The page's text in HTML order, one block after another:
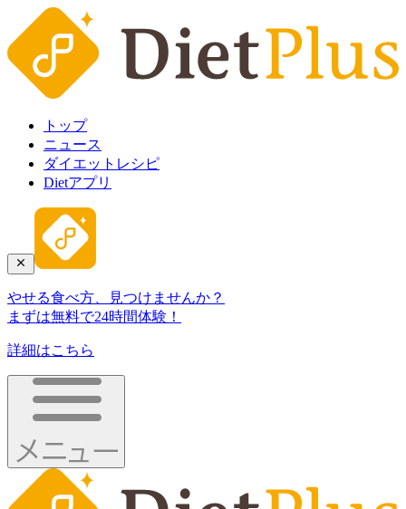
トップ
ニュース
ダイエットレシピ
Dietアプリ
やせる食べ方、見つけませんか？
まずは無料で24時間体験！
詳細はこちら